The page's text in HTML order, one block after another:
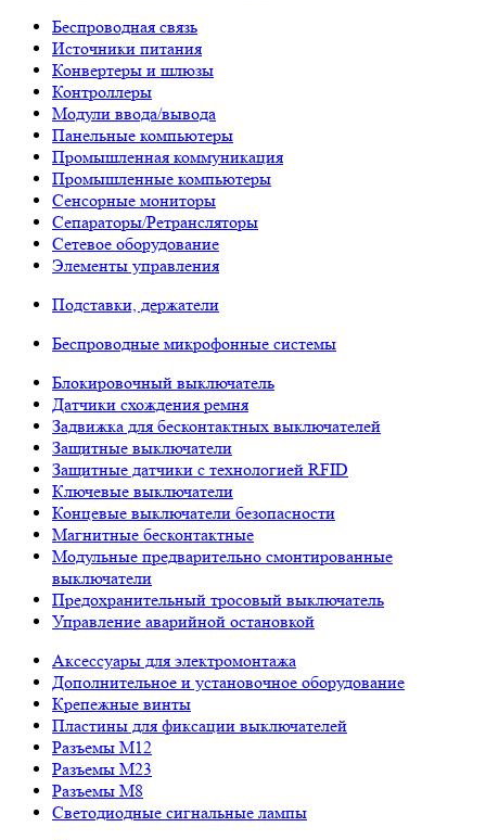
Беспроводная связь
Источники питания
Конвертеры и шлюзы
Контроллеры
Модули ввода/вывода
Панельные компьютеры
Промышленная коммуникация
Промышленные компьютеры
Сенсорные мониторы
Сепараторы/Ретрансляторы
Сетевое оборудование
Элементы управления
Подставки, держатели
Беспроводные микрофонные системы
Блокировочный выключатель
Датчики схождения ремня
Задвижка для бесконтактных выключателей
Защитные выключатели
Защитные датчики с технологией RFID
Ключевые выключатели
Концевые выключатели безопасности
Магнитные бесконтактные
Модульные предварительно смонтированные
выключатели
Предохранительный тросовый выключатель
Управление аварийной остановкой
Аксессуары для электромонтажа
Дополнительное и установочное оборудование
Крепежные винты
Пластины для фиксации выключателей
Разъемы M12
Разъемы M23
Разъемы M8
Светодиодные сигнальные лампы